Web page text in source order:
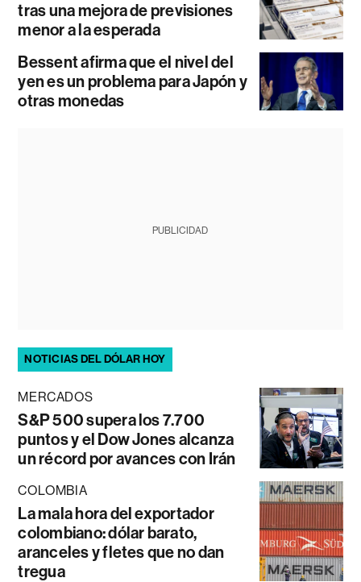
tras una mejora de previsiones
menor a la esperada
Bessent afirma que el nivel del
yen es un problema para Japón y
otras monedas
PUBLICIDAD
NOTICIAS DEL DÓLAR HOY
MERCADOS
S&P 500 supera los 7.700
puntos y el Dow Jones alcanza
un récord por avances con Irán
COLOMBIA
La mala hora del exportador
colombiano: dólar barato,
aranceles y fletes que no dan
tregua